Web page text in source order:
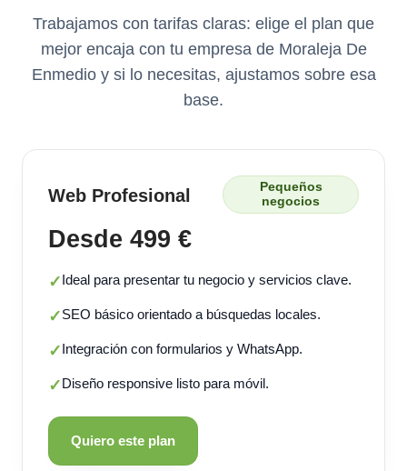
Trabajamos con tarifas claras: elige el plan que
mejor encaja con tu empresa de Moraleja De
Enmedio y si lo necesitas, ajustamos sobre esa
base.
Web Profesional
Pequeños
negocios
Desde 499 €
✓Ideal para presentar tu negocio y servicios clave.
✓SEO básico orientado a búsquedas locales.
✓Integración con formularios y WhatsApp.
✓Diseño responsive listo para móvil.
Quiero este plan